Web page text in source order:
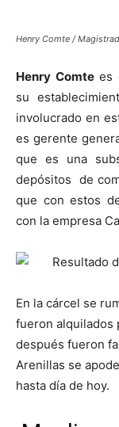
Henry Comte /
Henry Comtees
su
involucrado en
es gerente
que es una
depósitos de
que con estos
con la empresa
En la cárcel se
fueron alquilados
después fueron
Arenillas se
hasta día de hoy.